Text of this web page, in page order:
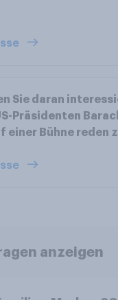
Sie daran
Präsidenten
einer Bühne reden
anzeigen